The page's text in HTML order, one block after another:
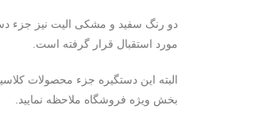
دو رنگ سفید و مشکی الیت نیز جزء
مورد استقبال قرار گرفته است.
البته این دستگیره جزء محصولات
بخش ویژه فروشگاه ملاحظه نمایید.